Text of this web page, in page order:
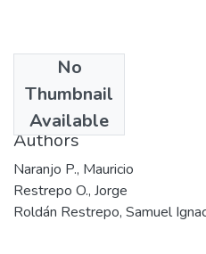
No
Thumbnail
Available
2003
Authors
Naranjo P., Mauricio
Restrepo O., Jorge
Roldán Restrepo, Samuel